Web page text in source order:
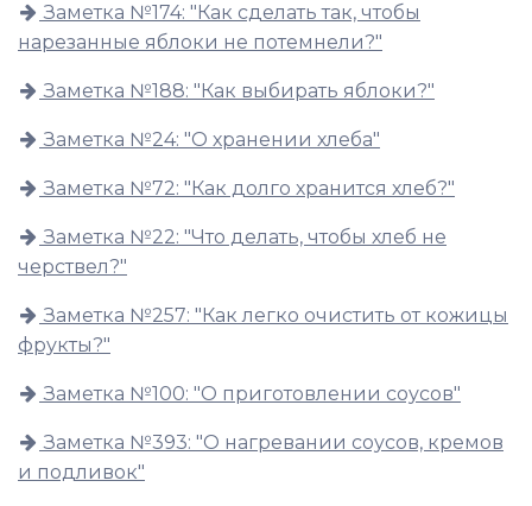
Заметка №174: "Как сделать так, чтобы
нарезанные яблоки не потемнели?"
Заметка №188: "Как выбирать яблоки?"
Заметка №24: "О хранении хлеба"
Заметка №72: "Как долго хранится хлеб?"
Заметка №22: "Что делать, чтобы хлеб не
черствел?"
Заметка №257: "Как легко очистить от кожицы
фрукты?"
Заметка №100: "О приготовлении соусов"
Заметка №393: "О нагревании соусов, кремов
и подливок"